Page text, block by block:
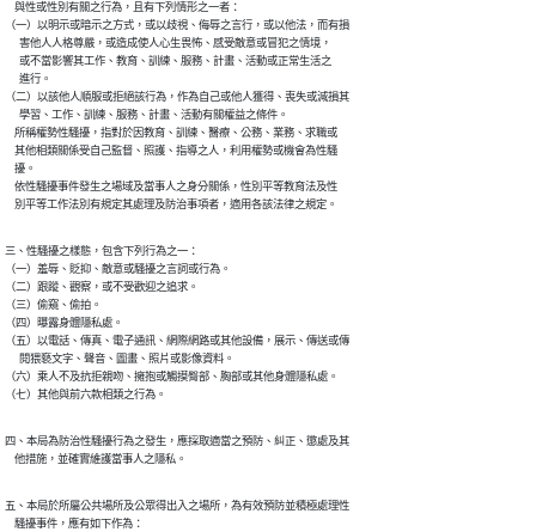
    與性或性別有關之行為，且有下列情形之一者：
（一）以明示或暗示之方式，或以歧視、侮辱之言行，或以他法，而有損
      害他人人格尊嚴，或造成使人心生畏怖、感受敵意或冒犯之情境，
      或不當影響其工作、教育、訓練、服務、計畫、活動或正常生活之
      進行。
（二）以該他人順服或拒絕該行為，作為自己或他人獲得、喪失或減損其
      學習、工作、訓練、服務、計畫、活動有關權益之條件。
    所稱權勢性騷擾，指對於因教育、訓練、醫療、公務、業務、求職或
    其他相類關係受自己監督、照護、指導之人，利用權勢或機會為性騷
    擾。
    依性騷擾事件發生之場域及當事人之身分關係，性別平等教育法及性
    別平等工作法別有規定其處理及防治事項者，適用各該法律之規定。
三、性騷擾之樣態，包含下列行為之一：
（一）羞辱、貶抑、敵意或騷擾之言詞或行為。
（二）跟蹤、觀察，或不受歡迎之追求。
（三）偷窺、偷拍。
（四）曝露身體隱私處。
（五）以電話、傳真、電子通訊、網際網路或其他設備，展示、傳送或傳
      閱猥褻文字、聲音、圖畫、照片或影像資料。
（六）乘人不及抗拒親吻、擁抱或觸摸臀部、胸部或其他身體隱私處。
（七）其他與前六款相類之行為。
四、本局為防治性騷擾行為之發生，應採取適當之預防、糾正、懲處及其
    他措施，並確實維護當事人之隱私。
五、本局於所屬公共場所及公眾得出入之場所，為有效預防並積極處理性
    騷擾事件，應有如下作為：